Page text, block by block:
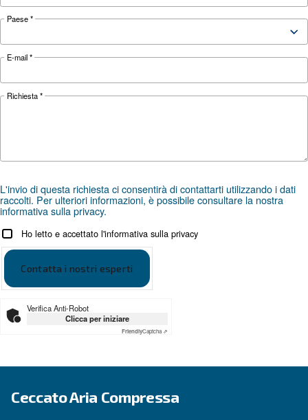
Perdite dell’aria
più comuni e come
Le perdite dei compressori d'aria possono
diversi problemi. Ulteriori informazioni sui più
e su come rilevarli